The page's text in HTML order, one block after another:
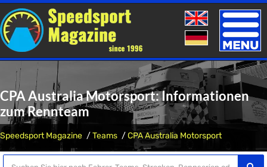
Toggle
CPA Australia Motorsport: Informationen
zum Rennteam
Speedsport Magazine Teams CPA Australia Motorsport